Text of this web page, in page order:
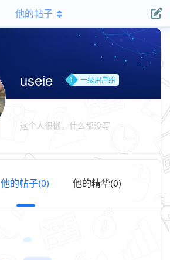
他的帖子
useie 一级用户组
这个人很懒，什么都没写
他的帖子(0) 他的精华(0)